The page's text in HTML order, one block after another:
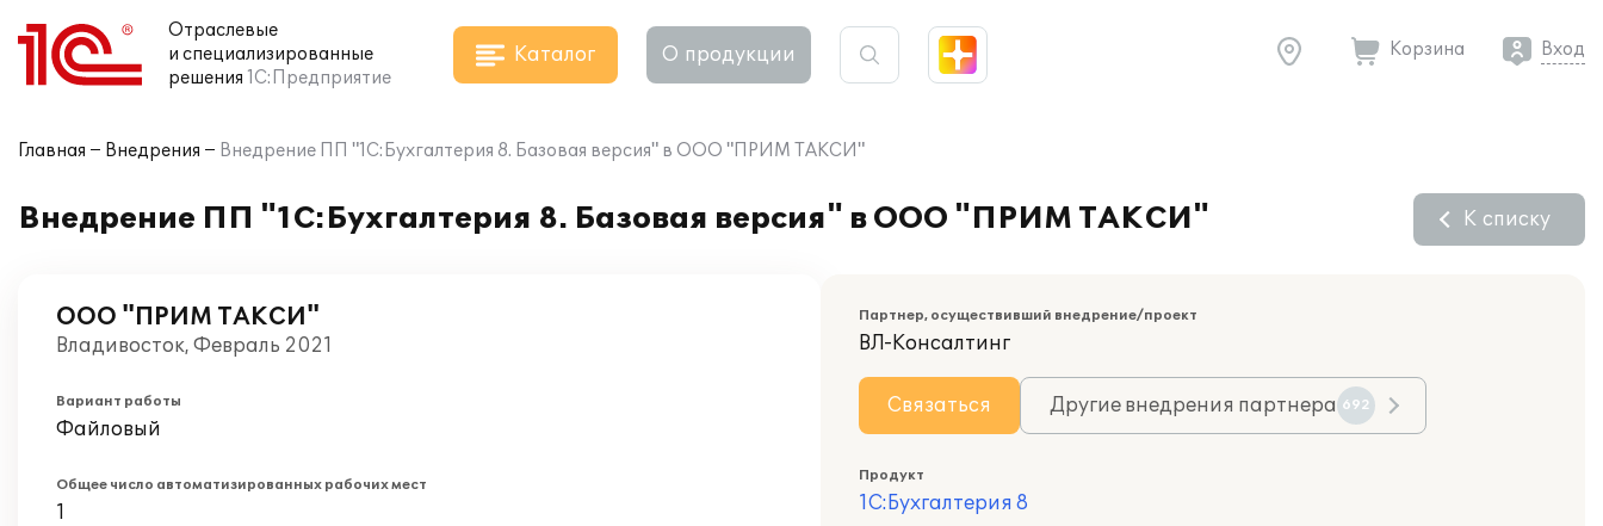
Отраслевые
и специализированные
решения 1С:Предприятие
Каталог О продукции Корзина Вход
Главная Внедрения Внедрение ПП "1С:Бухгалтерия 8. Базовая версия" в ООО "ПРИМ ТАКСИ"
Внедрение ПП "1С:Бухгалтерия 8. Базовая версия" в ООО "ПРИМ ТАКСИ" К списку
ООО "ПРИМ ТАКСИ"
Владивосток, Февраль 2021
Вариант работы
Файловый
Общее число автоматизированных рабочих мест
1
Партнер, осуществивший внедрение/проект
ВЛ-Консалтинг
Связаться Другие внедрения партнера 692
Продукт
1С:Бухгалтерия 8